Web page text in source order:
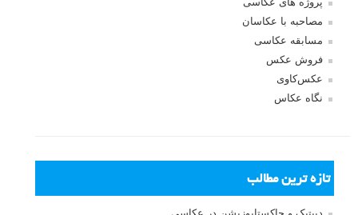
جستجو یرای:
بخش های تازه لنزک